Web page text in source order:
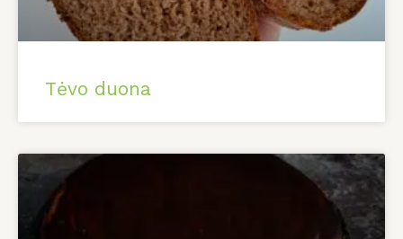
Tėvo duona